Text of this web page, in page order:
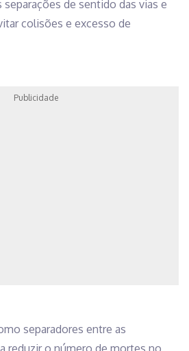
de sentido das vias e
colisões e excesso de
Publicidade
separadores entre as
reduzir o número de mortes no